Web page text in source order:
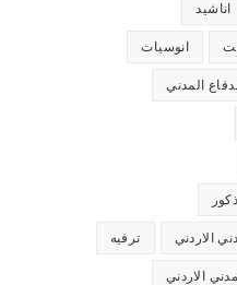
اناشيد
انوسيات
المدني
الاردني ترفيه
الاردني